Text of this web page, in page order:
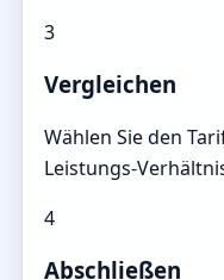
3
Vergleichen
Wählen Sie den
Leistungs-
4
Abschließen